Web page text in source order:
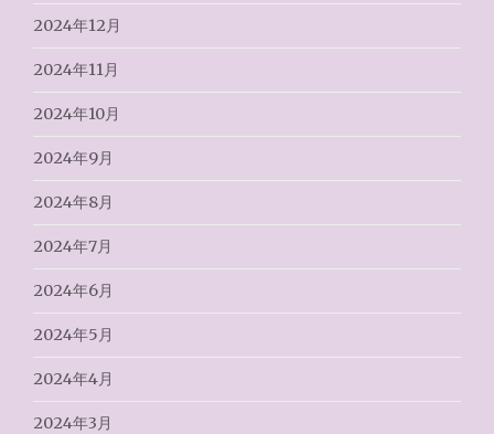
2024年12月
2024年11月
2024年10月
2024年9月
2024年8月
2024年7月
2024年6月
2024年5月
2024年4月
2024年3月